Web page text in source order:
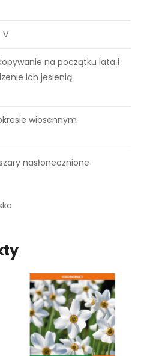
V
na początku lata i
ich jesienią
wiosennym
nasłonecznione